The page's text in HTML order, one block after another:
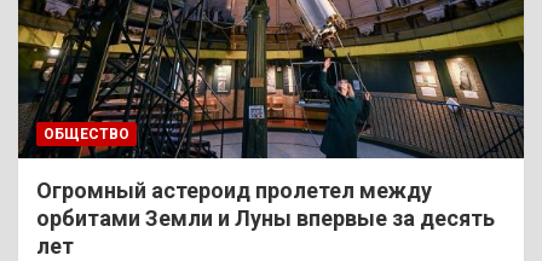
ОБЩЕСТВО
Огромный астероид пролетел между
орбитами Земли и Луны впервые за десять
лет